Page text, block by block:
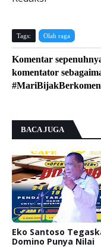
Tags: Olah raga
Komentar
komentator
BACA JUGA
Eko Santoso
Domino Punya Nilai